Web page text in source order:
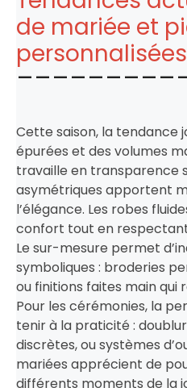
de mariée et
personnalisées
Cette saison, la tendance
épurées et des volumes
travaille en transparence
asymétriques apportent
l’élégance. Les robes
confort tout en
Le sur-mesure permet
symboliques : broderies
ou finitions faites main qui
Pour les cérémonies, la
tenir à la praticité :
discrètes, ou systèmes
mariées apprécient de
différents moments de la